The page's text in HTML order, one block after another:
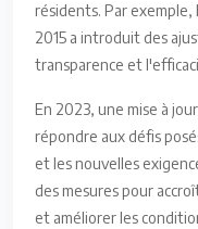
résidents. Par exemple,
2015 a introduit des
transparence et
En 2023, une mise à
répondre aux défis
et les nouvelles
des mesures pour
et améliorer les